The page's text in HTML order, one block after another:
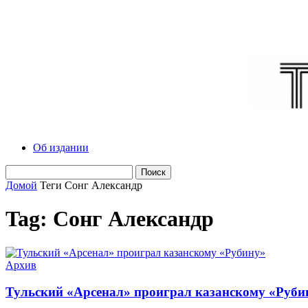
Об издании
Домой Теги Сонг Александр
Tag: Сонг Александр
Архив
Тульский «Арсенал» проиграл казанскому